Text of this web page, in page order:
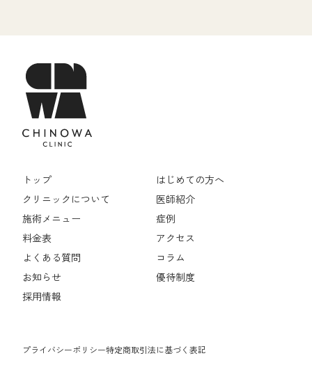
トップ
はじめての方へ
クリニックについて
医師紹介
施術メニュー
症例
料金表
アクセス
よくある質問
コラム
お知らせ
優待制度
採用情報
プライバシーポリシー特定商取引法に基づく表記